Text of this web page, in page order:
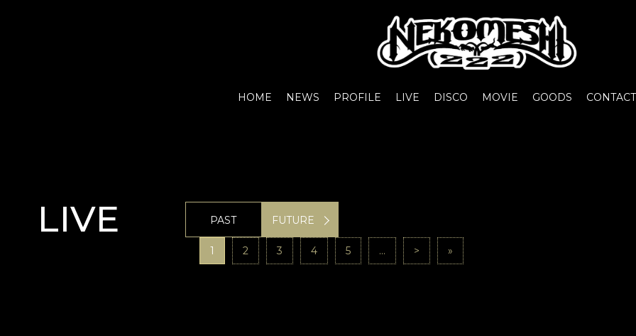
HOME NEWS PROFILE LIVE DISCO MOVIE GOODS CONTACT
LIVE PAST FUTURE
1 2 3 4 5 ... > »